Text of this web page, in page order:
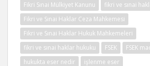
Fikri Sınai Mülkiyet Kanunu
fikri ve sınai
Fikri ve Sınai Haklar Ceza Mahkemesi
Fikri ve Sınai Haklar Hukuk Mahkemeleri
fikri ve sınai haklar hukuku
FSEK
FSEK
hukukta eser nedir
işlenme eser